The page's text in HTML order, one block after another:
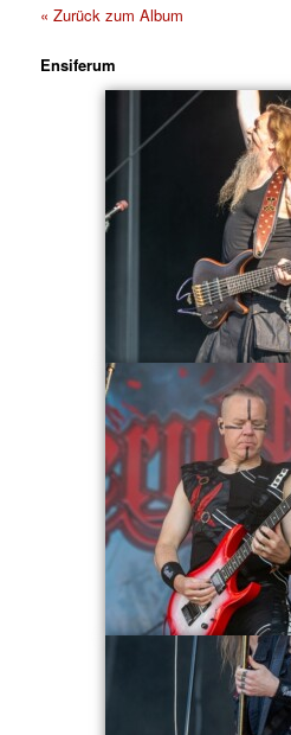
« Zurück zum Album
Ensiferum